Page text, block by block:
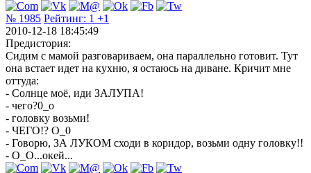
№ 1985 Рейтинг: 1 +1
2010-12-18 18:45:49
Предистория:
Сидим с мамой разговариваем, она параллельно готовит. Тут
она встает идет на кухню, я остаюсь на диване. Кричит мне
оттуда:
- Солнце моё, иди ЗАЛУПА!
- чего?0_о
- головку возьми!
- ЧЕГО!? О_0
- Говорю, ЗА ЛУКОМ сходи в коридор, возьми одну головку!!
- О_О...окей...